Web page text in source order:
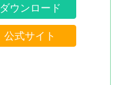
ダウンロード
公式サイト